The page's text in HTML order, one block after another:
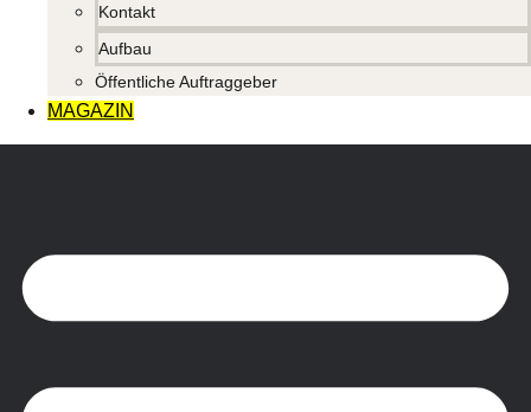
Kontakt
Aufbau
Öffentliche Auftraggeber
MAGAZIN